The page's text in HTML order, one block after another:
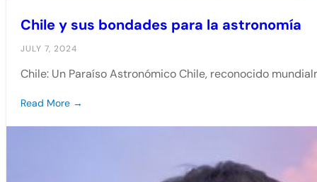
Chile y sus bondades para la astronomía
JULY 7, 2024
Chile: Un Paraíso Astronómico Chile, reconocido
Read More →